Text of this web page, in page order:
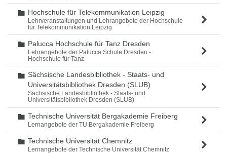
Ordner
Hochschule für Telekommunikation Leipzig
Lehrveranstaltungen und Lehrangebote der Hochschule
für Telekommunikation Leipzig
Ordner
Palucca Hochschule für Tanz Dresden
Lehrangebote der Palucca Schule Dresden -
Hochschule für Tanz
Ordner
Sächsische Landesbibliothek - Staats- und
Universitätsbibliothek Dresden (SLUB)
Sächsische Landesbibliothek - Staats- und
Universitätsbibliothek Dresden (SLUB)
Ordner
Technische Universität Bergakademie Freiberg
Lernangebote der TU Bergakademie Freiberg
Ordner
Technische Universität Chemnitz
Lernangebote der Technische Universität Chemnitz